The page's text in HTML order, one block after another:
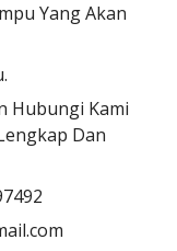
Yang Akan
Hubungi Kami
Dan